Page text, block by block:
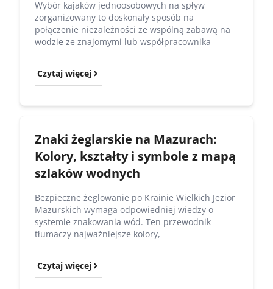
Wybór kajaków jednoosobowych na spływ
zorganizowany to doskonały sposób na
połączenie niezależności ze wspólną zabawą na
wodzie ze znajomymi lub współpracownika
Czytaj więcej
Znaki żeglarskie na Mazurach:
Kolory, kształty i symbole z mapą
szlaków wodnych
Bezpieczne żeglowanie po Krainie Wielkich Jezior
Mazurskich wymaga odpowiedniej wiedzy o
systemie znakowania wód. Ten przewodnik
tłumaczy najważniejsze kolory,
Czytaj więcej